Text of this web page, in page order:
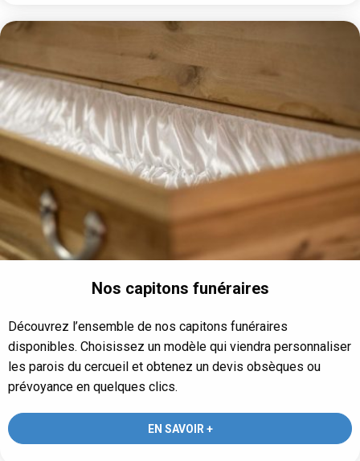
Nos capitons funéraires
Découvrez l’ensemble de nos capitons funéraires
disponibles. Choisissez un modèle qui viendra personnaliser
les parois du cercueil et obtenez un devis obsèques ou
prévoyance en quelques clics.
EN SAVOIR +